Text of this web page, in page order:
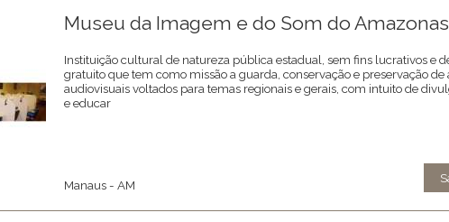
Museu da Imagem e do Som do Amazonas
Instituição cultural de natureza pública estadual, sem fins lucrativos e
gratuito que tem como missão a guarda, conservação e preservação de
audiovisuais voltados para temas regionais e gerais, com intuito de
e educar
Manaus - AM